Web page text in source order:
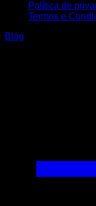
Política de
Termos e
Blog